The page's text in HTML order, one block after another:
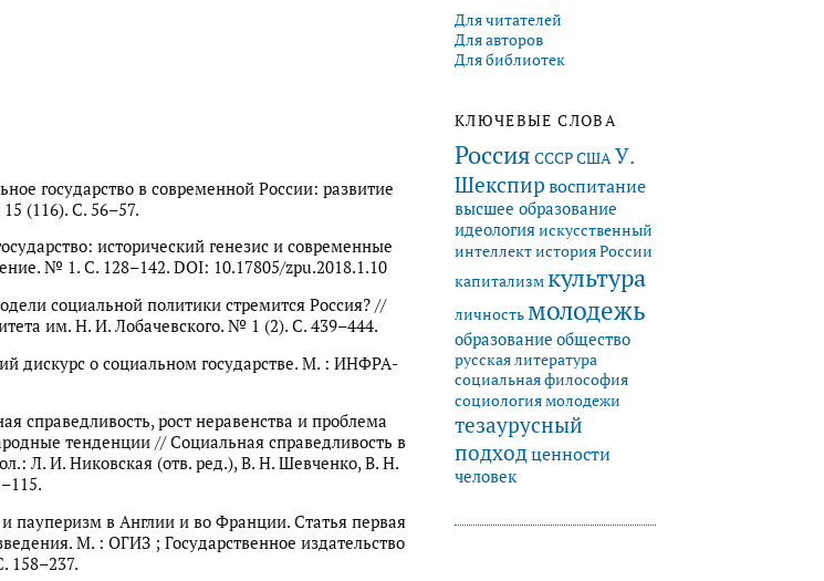
Для читателей
Для авторов
Для библиотек
КЛЮЧЕВЫЕ СЛОВА
Россия СССРСШАУ.
Шекспир воспитание
высшее образование
идеологияискусственный
интеллектистория России
капитализм культура
личностьмолодежь
образование общество
русская литература
социальная философия
социология молодежи
тезаурусный
подходценности
человек
государство в современной России: развитие
(116). С. 56–57.
исторический генезис и современные
№ 1. С. 128–142. DOI: 10.17805/zpu.2018.1.10
социальной политики стремится Россия? //
им. Н. И. Лобачевского. № 1 (2). С. 439–444.
дискурс о социальном государстве. М. : ИНФРА-
справедливость, рост неравенства и проблема
тенденции // Социальная справедливость в
Л. И. Никовская (отв. ред.), В. Н. Шевченко, В. Н.
пауперизм в Англии и во Франции. Статья первая
М. : ОГИЗ ; Государственное издательство
158–237.